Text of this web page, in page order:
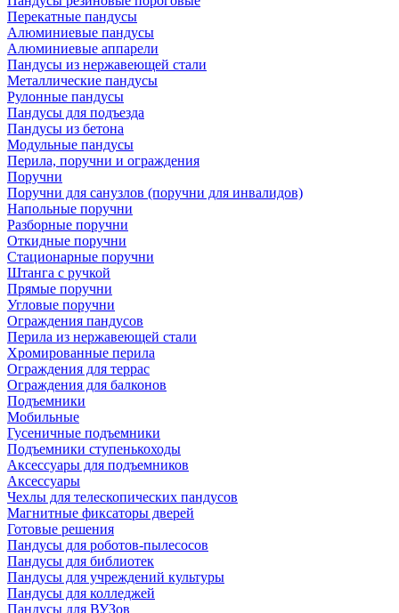
Перекатные пандусы
Алюминиевые пандусы
Алюминиевые аппарели
Пандусы из нержавеющей стали
Металлические пандусы
Рулонные пандусы
Пандусы для подъезда
Пандусы из бетона
Модульные пандусы
Перила, поручни и ограждения
Поручни
Поручни для санузлов (поручни для инвалидов)
Напольные поручни
Разборные поручни
Откидные поручни
Стационарные поручни
Штанга с ручкой
Прямые поручни
Угловые поручни
Ограждения пандусов
Перила из нержавеющей стали
Хромированные перила
Ограждения для террас
Ограждения для балконов
Подъемники
Мобильные
Гусеничные подъемники
Подъемники ступенькоходы
Аксессуары для подъемников
Аксессуары
Чехлы для телескопических пандусов
Магнитные фиксаторы дверей
Готовые решения
Пандусы для роботов-пылесосов
Пандусы для библиотек
Пандусы для учреждений культуры
Пандусы для колледжей
Пандусы для ВУЗов